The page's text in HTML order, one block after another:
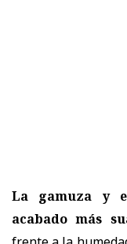
La gamuza y
acabado más